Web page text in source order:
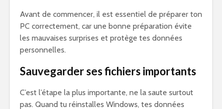
Avant de commencer, il est essentiel de préparer ton
PC correctement, car une bonne préparation évite
les mauvaises surprises et protège tes données
personnelles.
Sauvegarder ses fichiers importants
C’est l’étape la plus importante, ne la saute surtout
pas. Quand tu réinstalles Windows, tes données